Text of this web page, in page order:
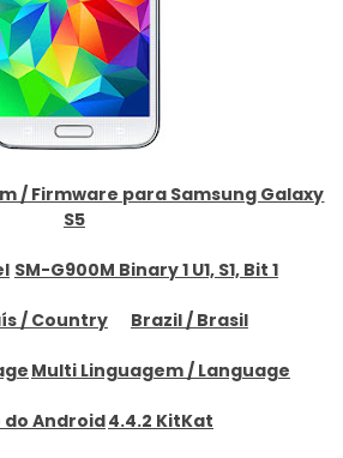
/ Firmware para Samsung Galaxy
S5
SM-G900M Binary 1 U1, S1, Bit 1
/ Country Brazil / Brasil
Multi Linguagem / Language
do Android4.4.2 KitKat